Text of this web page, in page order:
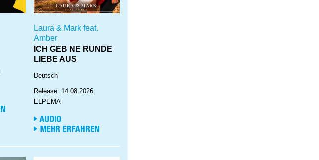
Laura & Mark feat.
Amber
ICH GEB NE RUNDE
LIEBE AUS
Deutsch
Release: 14.08.2026
ELPEMA